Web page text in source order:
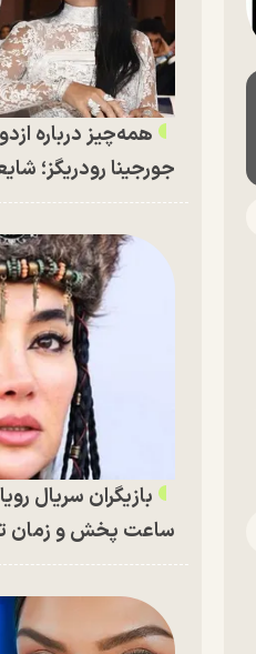
همه‌چیز درباره
جورجینا رودریگز؛
بازیگران سریال
ساعت پخش و زمان